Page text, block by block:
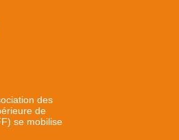
des
de
se mobilise